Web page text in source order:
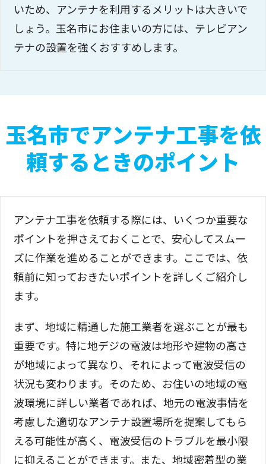
いため、アンテナを利用するメリットは大きいで
しょう。玉名市にお住まいの方には、テレビアン
テナの設置を強くおすすめします。
玉名市でアンテナ工事を依
頼するときのポイント
アンテナ工事を依頼する際には、いくつか重要な
ポイントを押さえておくことで、安心してスムー
ズに作業を進めることができます。ここでは、依
頼前に知っておきたいポイントを詳しくご紹介し
ます。
まず、地域に精通した施工業者を選ぶことが最も
重要です。特に地デジの電波は地形や建物の高さ
が地域によって異なり、それによって電波受信の
状況も変わります。そのため、お住いの地域の電
波環境に詳しい業者であれば、地元の電波事情を
考慮した適切なアンテナ設置場所を提案してもら
える可能性が高く、電波受信のトラブルを最小限
に抑えることができます。また、地域密着型の業